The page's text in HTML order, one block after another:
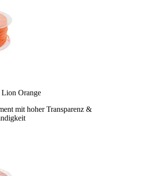
Orange
mit hoher Transparenz &